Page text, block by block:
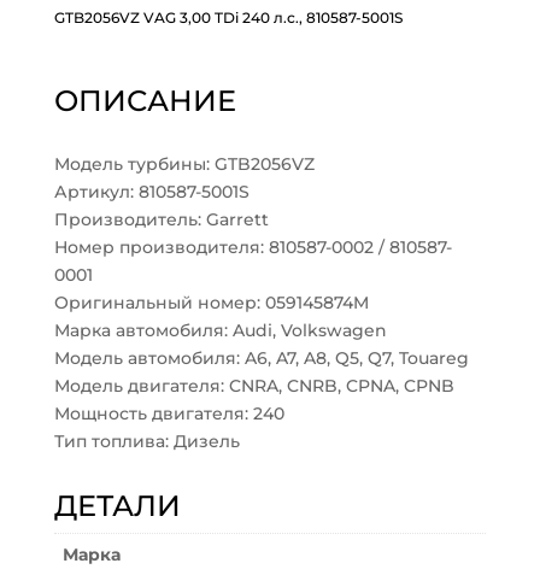
GTB2056VZ VAG 3,00 TDi 240 л.с., 810587-5001S
ОПИСАНИЕ
Модель турбины: GTB2056VZ
Артикул: 810587-5001S
Производитель: Garrett
Номер производителя: 810587-0002 / 810587-
0001
Оригинальный номер: 059145874M
Марка автомобиля: Audi, Volkswagen
Модель автомобиля: A6, A7, A8, Q5, Q7, Touareg
Модель двигателя: CNRA, CNRB, CPNA, CPNB
Мощность двигателя: 240
Тип топлива: Дизель
ДЕТАЛИ
Марка